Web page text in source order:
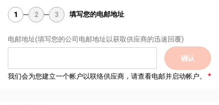
1 2 3 填写您的电邮地址
电邮地址(填写您的公司电邮地址以获取供应商的迅速回覆)
确认
我们会为您建立一个帐户以联络供应商，请查看电邮并启动帐户。